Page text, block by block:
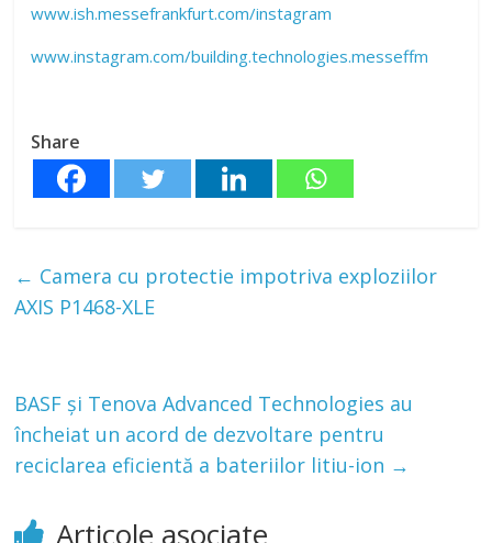
www.ish.messefrankfurt.com/instagram
www.instagram.com/building.technologies.messeffm
Share
← Camera cu protectie impotriva exploziilor
AXIS P1468-XLE
BASF și Tenova Advanced Technologies au
încheiat un acord de dezvoltare pentru
reciclarea eficientă a bateriilor litiu-ion →
Articole asociate